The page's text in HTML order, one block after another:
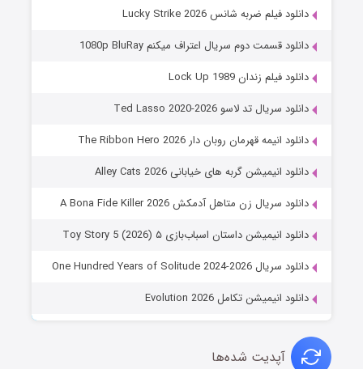
دانلود فیلم ضربه شانس Lucky Strike 2026
دانلود قسمت دوم سریال اعتراف میکنم 1080p BluRay
دانلود فیلم زندان Lock Up 1989
دانلود سریال تد لاسو Ted Lasso 2020-2026
دانلود انیمه قهرمان روبان دار The Ribbon Hero 2026
دانلود انیمیشن گربه های خیابانی Alley Cats 2026
دانلود سریال زن متاهل آدمکش A Bona Fide Killer 2026
دانلود انیمیشن داستان اسباب‌بازی ۵ Toy Story 5 (2026)
دانلود سریال One Hundred Years of Solitude 2024-2026
دانلود انیمیشن تکامل Evolution 2026
آپدیت شده‌ها